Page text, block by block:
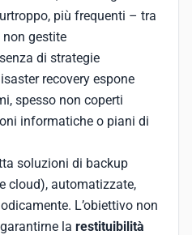
più frequenti – tra
gestite
di strategie
recovery espone
spesso non coperti
informatiche o piani di
soluzioni di backup
cloud), automatizzate,
L’obiettivo non
la restituibilità